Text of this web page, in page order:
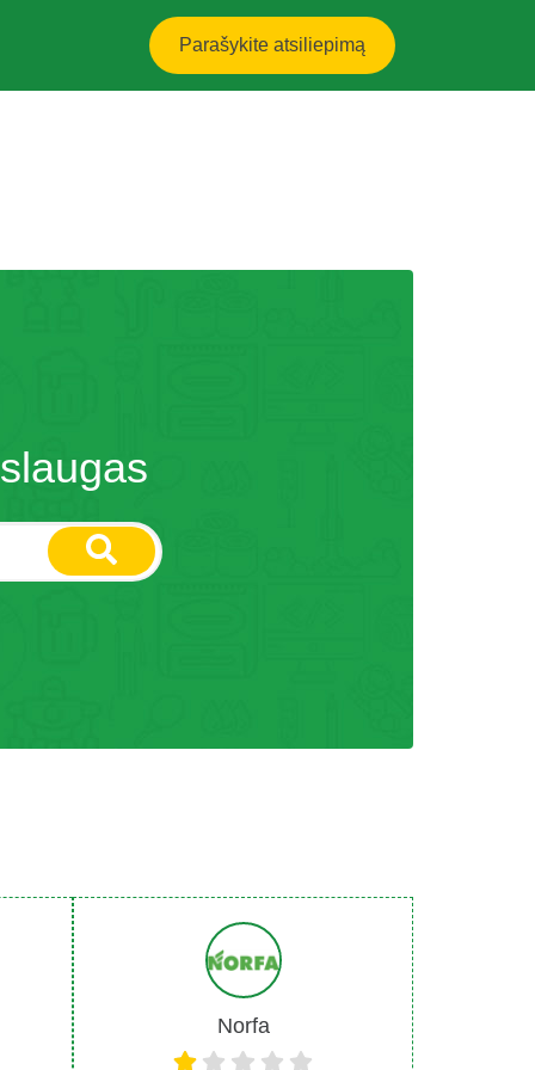
Parašykite atsiliepimą
Norfa